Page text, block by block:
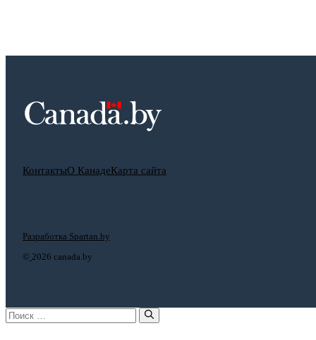
КонтактыО КанадеКарта сайта
© 2026 canada.by
Разработка Spartan.by
Поиск: